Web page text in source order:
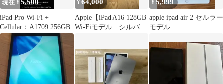
現在 ¥5,500
iPad Pro Wi-Fi +
Cellular：A1709 256GB
¥64,000
Apple【iPad A16 128GB
Wi-Fiモデル シルバー
¥5,999
apple ipad air 2 セルラー
モデル